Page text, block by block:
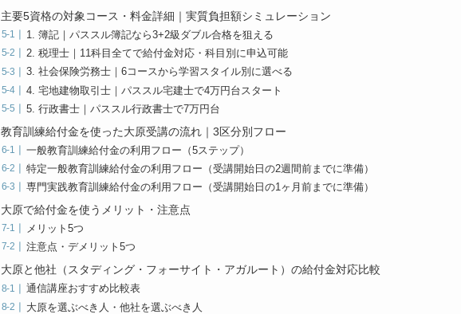
主要5資格の対象コース・料金詳細｜実質負担額シミュレーション
1. 簿記｜パススル簿記なら3+2級ダブル合格を狙える
2. 税理士｜11科目全てで給付金対応・科目別に申込可能
3. 社会保険労務士｜6コースから学習スタイル別に選べる
4. 宅地建物取引士｜パススル宅建士で4万円台スタート
5. 行政書士｜パススル行政書士で7万円台
教育訓練給付金を使った大原受講の流れ｜3区分別フロー
一般教育訓練給付金の利用フロー（5ステップ）
特定一般教育訓練給付金の利用フロー（受講開始日の2週間前までに準備）
専門実践教育訓練給付金の利用フロー（受講開始日の1ヶ月前までに準備）
大原で給付金を使うメリット・注意点
メリット5つ
注意点・デメリット5つ
大原と他社（スタディング・フォーサイト・アガルート）の給付金対応比較
通信講座おすすめ比較表
大原を選ぶべき人・他社を選ぶべき人